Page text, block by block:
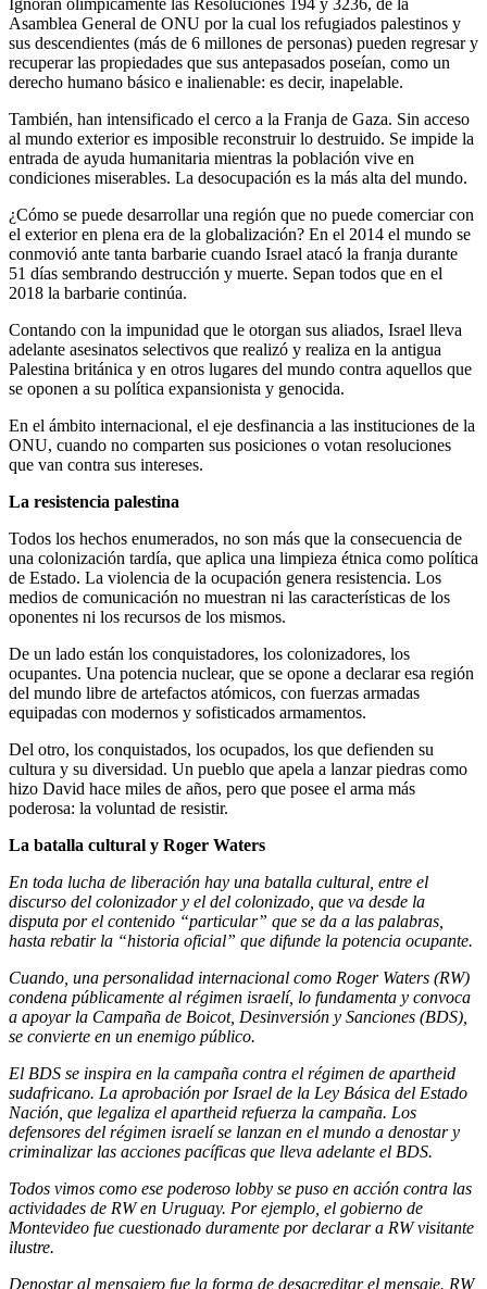
Ignoran olímpicamente las Resoluciones 194 y 3236, de la
Asamblea General de ONU por la cual los refugiados palestinos y
sus descendientes (más de 6 millones de personas) pueden regresar y
recuperar las propiedades que sus antepasados poseían, como un
derecho humano básico e inalienable: es decir, inapelable.
También, han intensificado el cerco a la Franja de Gaza. Sin acceso
al mundo exterior es imposible reconstruir lo destruido. Se impide la
entrada de ayuda humanitaria mientras la población vive en
condiciones miserables. La desocupación es la más alta del mundo.
¿Cómo se puede desarrollar una región que no puede comerciar con
el exterior en plena era de la globalización? En el 2014 el mundo se
conmovió ante tanta barbarie cuando Israel atacó la franja durante
51 días sembrando destrucción y muerte. Sepan todos que en el
2018 la barbarie continúa.
Contando con la impunidad que le otorgan sus aliados, Israel lleva
adelante asesinatos selectivos que realizó y realiza en la antigua
Palestina británica y en otros lugares del mundo contra aquellos que
se oponen a su política expansionista y genocida.
En el ámbito internacional, el eje desfinancia a las instituciones de la
ONU, cuando no comparten sus posiciones o votan resoluciones
que van contra sus intereses.
La resistencia palestina
Todos los hechos enumerados, no son más que la consecuencia de
una colonización tardía, que aplica una limpieza étnica como política
de Estado. La violencia de la ocupación genera resistencia. Los
medios de comunicación no muestran ni las características de los
oponentes ni los recursos de los mismos.
De un lado están los conquistadores, los colonizadores, los
ocupantes. Una potencia nuclear, que se opone a declarar esa región
del mundo libre de artefactos atómicos, con fuerzas armadas
equipadas con modernos y sofisticados armamentos.
Del otro, los conquistados, los ocupados, los que defienden su
cultura y su diversidad. Un pueblo que apela a lanzar piedras como
hizo David hace miles de años, pero que posee el arma más
poderosa: la voluntad de resistir.
La batalla cultural y Roger Waters
En toda lucha de liberación hay una batalla cultural, entre el
discurso del colonizador y el del colonizado, que va desde la
disputa por el contenido “particular” que se da a las palabras,
hasta rebatir la “historia oficial” que difunde la potencia ocupante.
Cuando, una personalidad internacional como Roger Waters (RW)
condena públicamente al régimen israelí, lo fundamenta y convoca
a apoyar la Campaña de Boicot, Desinversión y Sanciones (BDS),
se convierte en un enemigo público.
El BDS se inspira en la campaña contra el régimen de apartheid
sudafricano. La aprobación por Israel de la Ley Básica del Estado
Nación, que legaliza el apartheid refuerza la campaña. Los
defensores del régimen israelí se lanzan en el mundo a denostar y
criminalizar las acciones pacíficas que lleva adelante el BDS.
Todos vimos como ese poderoso lobby se puso en acción contra las
actividades de RW en Uruguay. Por ejemplo, el gobierno de
Montevideo fue cuestionado duramente por declarar a RW visitante
ilustre.
Denostar al mensajero fue la forma de desacreditar el mensaje. RW